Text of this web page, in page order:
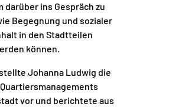
darüber ins Gespräch zu
Begegnung und sozialer
in den Stadtteilen
können.
Johanna Ludwig die
Quartiersmanagements
vor und berichtete aus